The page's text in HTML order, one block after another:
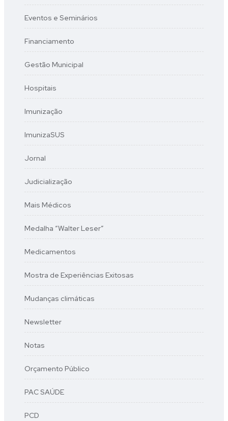
Eventos e Seminários
Financiamento
Gestão Municipal
Hospitais
Imunização
ImunizaSUS
Jornal
Judicialização
Mais Médicos
Medalha “Walter Leser”
Medicamentos
Mostra de Experiências Exitosas
Mudanças climáticas
Newsletter
Notas
Orçamento Público
PAC SAÚDE
PCD